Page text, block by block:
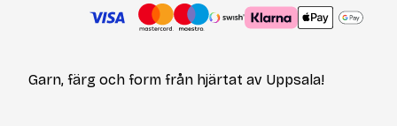
Garn, färg och form från hjärtat av Uppsala!